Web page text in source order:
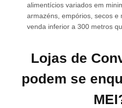
alimentícios variados em
armazéns, empórios, secos e
venda inferior a 300 metros
Lojas de
podem se